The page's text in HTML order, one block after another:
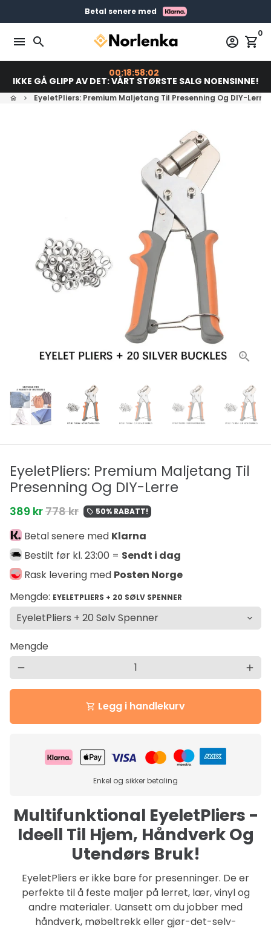
videre
innholdet
Bestill før 23:00 = Sendes i dag
Betal senere med
Gratis levering på bestillinger over 399 kr
menu search account_circle shopping_cart
0
00:18:58:01
IKKE GÅ GLIPP AV DET: VÅRT STØRSTE SALG NOENSINNE!
home keyboard_arrow_right EyeletPliers: Premium Maljetang Til Presenning Og DIY-Lerre
EyeletPliers: Premium Maljetang Til
Presenning Og DIY-Lerre
389 kr778 kr local_offer 50% RABATT!
Betal senere med Klarna
Bestilt før kl. 23:00 = Sendt i dag
Rask levering med Posten Norge
Mengde: EYELETPLIERS + 20 SØLV SPENNER
Mengde
remove add
shopping_cart Legg i handlekurv
Enkel og sikker betaling
Multifunktional EyeletPliers -
Ideell Til Hjem, Håndverk Og
Utendørs Bruk!
EyeletPliers er ikke bare for presenninger. De er
perfekte til å feste maljer på lerret, lær, vinyl og
andre materialer. Uansett om du jobber med
håndverk, møbeltrekk eller gjør-det-selv-